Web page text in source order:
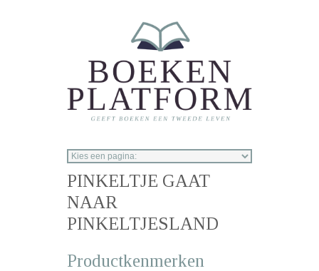
PINKELTJE GAAT
NAAR
PINKELTJESLAND
Productkenmerken